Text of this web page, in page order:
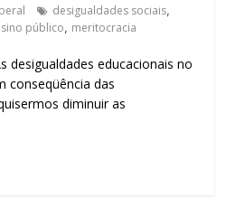
desigualdades sociais,
público, meritocracia
desigualdades educacionais no
conseqüência das
diminuir as